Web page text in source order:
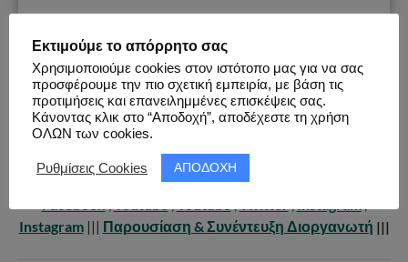
COWBOYTV
|||Ενεργός: Ναι |||Αριθμός Εκδηλώσεων: 38 |||Πόλεις
Αθήνα&Θεσσαλονίκη|||Τύπος:Conventions,Events
Festivals&Parties
Έναρξη
: 14.05.2012 ||| Παύση: – |||
Page,Page,Facebook
Instagram||| Παρουσίαση & Συνέντευξη Διοργανωτή |||
Εκτιμούμε το απόρρητο σας
Χρησιμοποιούμε cookies στον ιστότοπο μας για να σας
προσφέρουμε την πιο σχετική εμπειρία, με βάση τις
προτιμήσεις και επανειλημμένες επισκέψεις σας.
Κάνοντας κλικ στο “Αποδοχή”, αποδέχεστε τη χρήση
ΟΛΩΝ των cookies.
Ρυθμίσεις Cookies ΑΠΟΔΟΧΗ